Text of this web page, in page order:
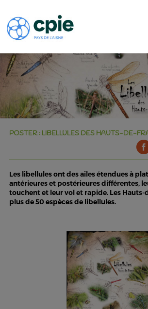
POSTER : LIBELLULES DES HAUTS-DE-
Les libellules ont des ailes étendues à
antérieures et postérieures différentes,
touchent et leur vol et rapide. Les
plus de 50 espèces de libellules.